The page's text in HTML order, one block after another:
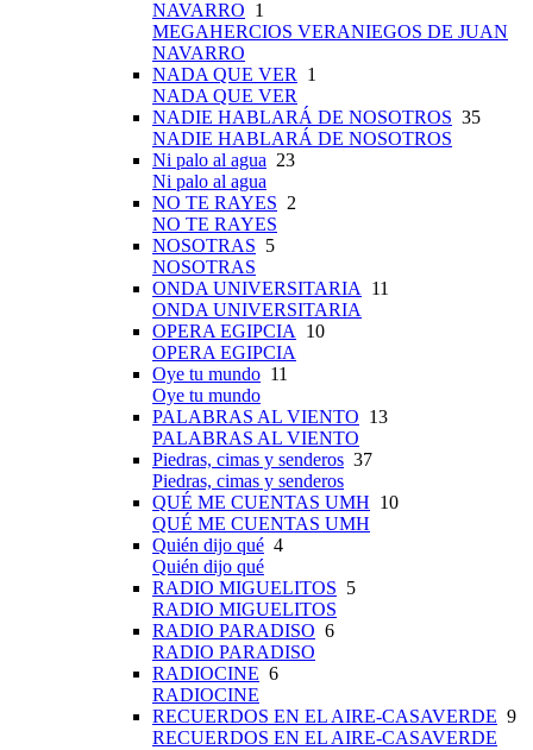
NAVARRO 1
MEGAHERCIOS VERANIEGOS DE JUAN
NAVARRO
NADA QUE VER
1
NADA QUE VER
NADIE HABLARÁ DE NOSOTROS 35
NADIE HABLARÁ DE NOSOTROS
Ni palo al agua 23
Ni palo al agua
NO TE RAYES 2
NO TE RAYES
NOSOTRAS 5
NOSOTRAS
ONDA UNIVERSITARIA
11
ONDA UNIVERSITARIA
OPERA EGIPCIA
10
OPERA EGIPCIA
Oye tu mundo 11
Oye tu mundo
PALABRAS AL VIENTO 13
PALABRAS AL VIENTO
Piedras, cimas y senderos 37
Piedras, cimas y senderos
QUÉ ME CUENTAS UMH 10
QUÉ ME CUENTAS UMH
Quién dijo qué 4
Quién dijo qué
RADIO MIGUELITOS 5
RADIO MIGUELITOS
RADIO PARADISO 6
RADIO PARADISO
RADIOCINE 6
RADIOCINE
RECUERDOS EN EL AIRE-CASAVERDE 9
RECUERDOS EN EL AIRE-CASAVERDE